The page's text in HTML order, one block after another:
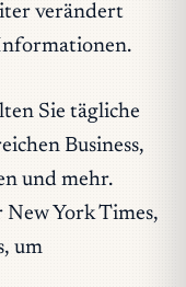
verändert
Sie tägliche
Business,
und mehr.
New York Times,
um